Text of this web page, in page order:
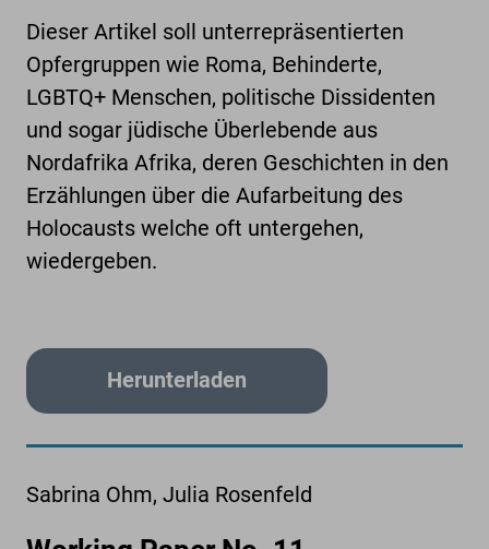
Dieser Artikel soll unterrepräsentierten
Opfergruppen wie Roma, Behinderte,
LGBTQ+ Menschen, politische Dissidenten
und sogar jüdische Überlebende aus
Nordafrika Afrika, deren Geschichten in den
Erzählungen über die Aufarbeitung des
Holocausts welche oft untergehen,
wiedergeben.
Herunterladen
Sabrina Ohm, Julia Rosenfeld